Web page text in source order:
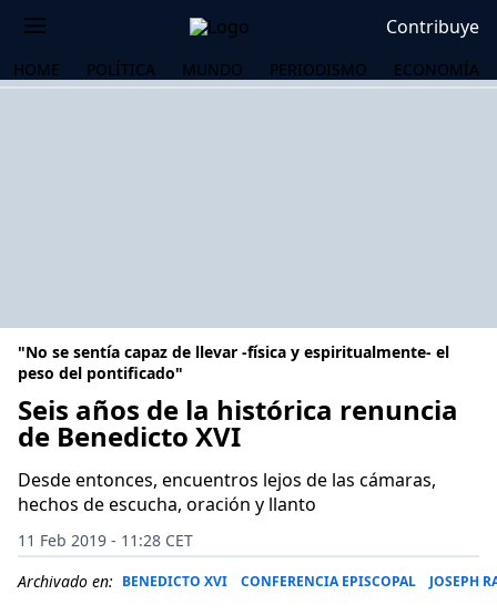
Contribuye
HOME POLÍTICA MUNDO PERIODISMO ECONOMÍA
"No se sentía capaz de llevar -física y espiritualmente- el
peso del pontificado"
Seis años de la histórica renuncia
de Benedicto XVI
Desde entonces, encuentros lejos de las cámaras,
hechos de escucha, oración y llanto
11 Feb 2019 - 11:28 CET
Archivado en: BENEDICTO XVI CONFERENCIA EPISCOPAL JOSEPH